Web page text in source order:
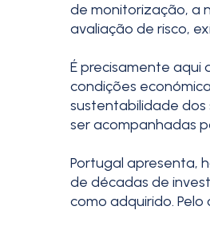
de monitorização, a
avaliação de risco,
É precisamente aqui
condições
sustentabilidade dos
ser acompanhadas
Portugal apresenta,
de décadas de
como adquirido.